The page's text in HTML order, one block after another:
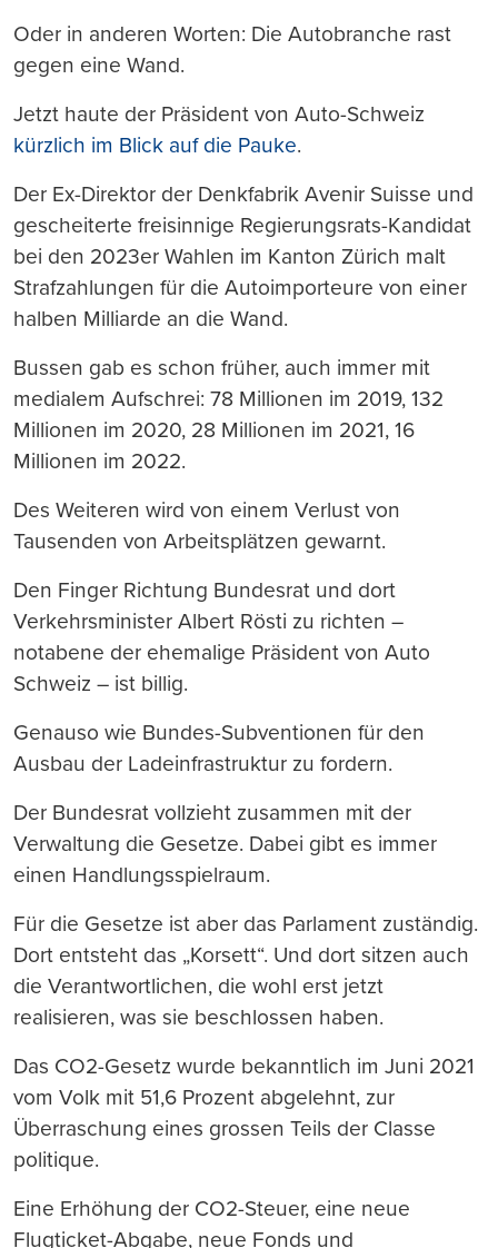
Oder in anderen Worten: Die Autobranche rast
gegen eine Wand.
Jetzt haute der Präsident von Auto-Schweiz
kürzlich im Blick auf die Pauke.
Der Ex-Direktor der Denkfabrik Avenir Suisse und
gescheiterte freisinnige Regierungsrats-Kandidat
bei den 2023er Wahlen im Kanton Zürich malt
Strafzahlungen für die Autoimporteure von einer
halben Milliarde an die Wand.
Bussen gab es schon früher, auch immer mit
medialem Aufschrei: 78 Millionen im 2019, 132
Millionen im 2020, 28 Millionen im 2021, 16
Millionen im 2022.
Des Weiteren wird von einem Verlust von
Tausenden von Arbeitsplätzen gewarnt.
Den Finger Richtung Bundesrat und dort
Verkehrsminister Albert Rösti zu richten –
notabene der ehemalige Präsident von Auto
Schweiz – ist billig.
Genauso wie Bundes-Subventionen für den
Ausbau der Ladeinfrastruktur zu fordern.
Der Bundesrat vollzieht zusammen mit der
Verwaltung die Gesetze. Dabei gibt es immer
einen Handlungsspielraum.
Für die Gesetze ist aber das Parlament zuständig.
Dort entsteht das „Korsett“. Und dort sitzen auch
die Verantwortlichen, die wohl erst jetzt
realisieren, was sie beschlossen haben.
Das CO2-Gesetz wurde bekanntlich im Juni 2021
vom Volk mit 51,6 Prozent abgelehnt, zur
Überraschung eines grossen Teils der Classe
politique.
Eine Erhöhung der CO2-Steuer, eine neue
Flugticket-Abgabe, neue Fonds und